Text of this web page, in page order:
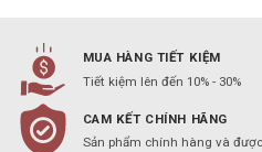
MUA HÀNG TIẾT KIỆM
Tiết kiệm lên đến 10% - 30%
CAM KẾT CHÍNH HÃNG
Sản phẩm chính hàng và